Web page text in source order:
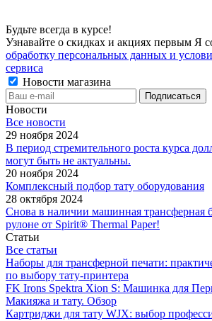
Будьте всегда в курсе!
Узнавайте о скидках и акциях первым Я
обработку персональных данных и
сервиса
Новости магазина
Новости
Все новости
29 ноября 2024
В период стремительного роста курса
могут быть не актуальны.
20 ноября 2024
Комплексный подбор тату оборудования
28 октября 2024
Снова в наличии машинная трансферная
рулоне от Spirit® Thermal Paper!
Статьи
Все статьи
Наборы для трансферной печати:
по выбору тату‑принтера
FK Irons Spektra Xion S: Машинка для
Макияжа и тату. Обзор
Картриджи для тату WJX: выбор